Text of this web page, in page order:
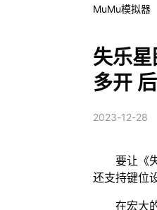
MuMu模拟器
失乐
多开
2023-12-28
要让《
还支持键位
在宏大